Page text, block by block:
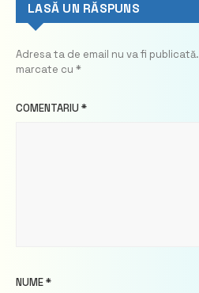
LASĂ UN RĂSPUNS
Adresa ta de email nu va fi publicată.
marcate cu *
COMENTARIU *
NUME*